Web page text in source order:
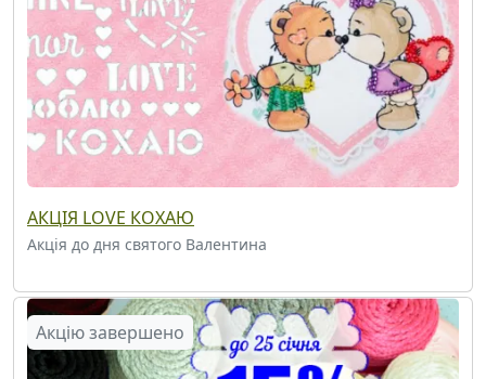
АКЦІЯ LOVE КОХАЮ
Акція до дня святого Валентина
Акцію завершено